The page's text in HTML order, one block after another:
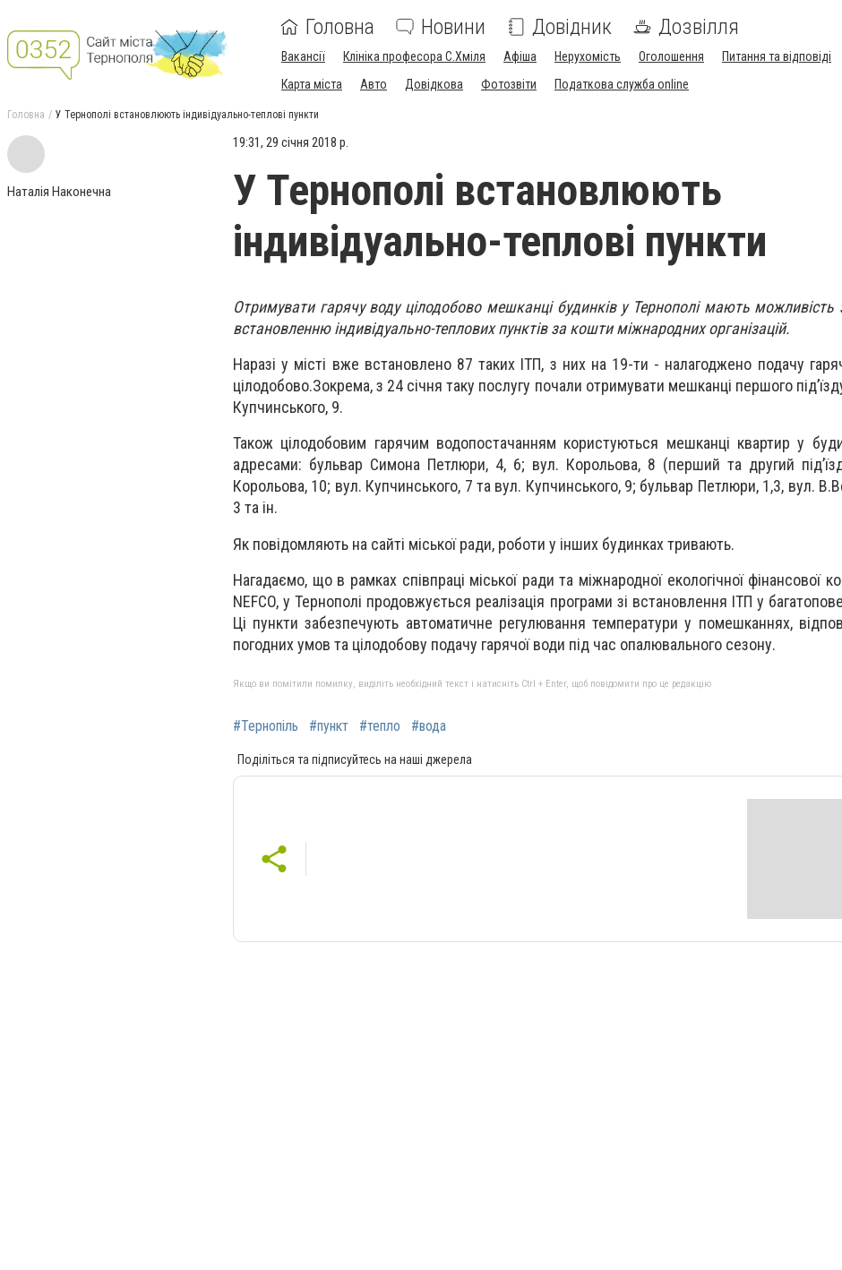
Головна Новини Довідник Дозвілля
Вакансії Клініка професора С.Хміля Афіша Нерухомість Оголошення Питання та відповіді
Карта міста
Авто Довідкова Фотозвіти Податкова служба online
Головна У Тернополі встановлюють індивідуально-теплові пункти
Наталія Наконечна
19:31, 29 січня 2018 р.
У Тернополі встановлюють
індивідуально-теплові пункти
Отримувати гарячу воду цілодобово мешканці будинків у Тернополі мають можливість
встановленню індивідуально-теплових пунктів за кошти міжнародних організацій.
Наразі у місті вже встановлено 87 таких ІТП, з них на 19-ти - налагоджено подачу
цілодобово.Зокрема, з 24 січня таку послугу почали отримувати мешканці першого
Купчинського, 9.
Також цілодобовим гарячим водопостачанням користуються мешканці квартир у
адресами: бульвар Симона Петлюри, 4, 6; вул. Корольова, 8 (перший та другий
Корольова, 10; вул. Купчинського, 7 та вул. Купчинського, 9; бульвар Петлюри, 1,3, вул.
3 та ін.
Як повідомляють на сайті міської ради, роботи у інших будинках тривають.
Нагадаємо, що в рамках співпраці міської ради та міжнародної екологічної фінансової
NEFCO, у Тернополі продовжується реалізація програми зі встановлення ІТП у
Ці пункти забезпечують автоматичне регулювання температури у помешканнях,
погодних умов та цілодобову подачу гарячої води під час опалювального сезону.
Якщо ви помітили помилку, виділіть необхідний текст і натисніть Ctrl + Enter, щоб повідомити про це редакцію
#Тернопіль #пункт #тепло #вода
Поділіться та підписуйтесь на наші джерела